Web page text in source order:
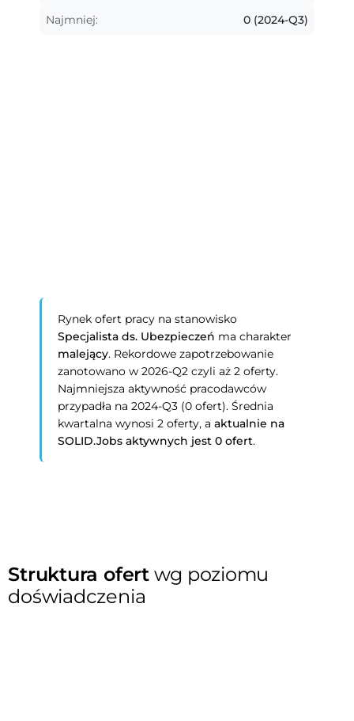
Najmniej: 0 (2024-Q3)
Rynek ofert pracy na stanowisko
Specjalista ds. Ubezpieczeń ma charakter
malejący. Rekordowe zapotrzebowanie
zanotowano w 2026-Q2 czyli aż 2 oferty.
Najmniejsza aktywność pracodawców
przypadła na 2024-Q3 (0 ofert). Średnia
kwartalna wynosi 2 oferty, aaktualnie na
SOLID.Jobs aktywnych jest 0 ofert.
Struktura ofertwg poziomu
doświadczenia